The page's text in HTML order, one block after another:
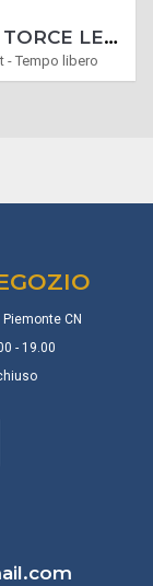
TORCIA TORCE LED FRONTALI ALTA POTENZA NOVA XTF100
- Tempo libero
CN
- 19.00